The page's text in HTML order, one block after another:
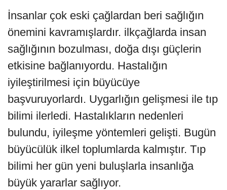
İnsanlar çok eski çağlardan beri sağlığın
önemini kavramışlardır. ilkçağlarda insan
sağlığının bozulması, doğa dışı güçlerin
etkisine bağlanıyordu. Hastalığın
iyileştirilmesi için büyücüye
başvuruyorlardı. Uygarlığın gelişmesi ile tıp
bilimi ilerledi. Hastalıkların nedenleri
bulundu, iyileşme yöntemleri gelişti. Bugün
büyücülük ilkel toplumlarda kalmıştır. Tıp
bilimi her gün yeni buluşlarla insanlığa
büyük yararlar sağlıyor.